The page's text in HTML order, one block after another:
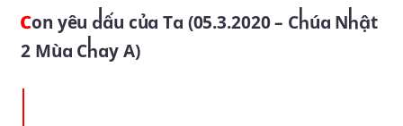
Con yêu dấu của Ta (05.3.2020 – Chúa Nhật
2 Mùa Chay A)